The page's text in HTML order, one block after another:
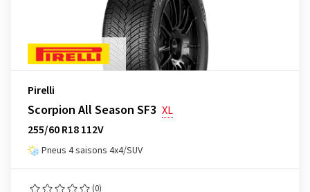
Pirelli
Scorpion All Season SF3 XL
255/60 R18 112V
Pneus 4 saisons 4x4/SUV
(0)